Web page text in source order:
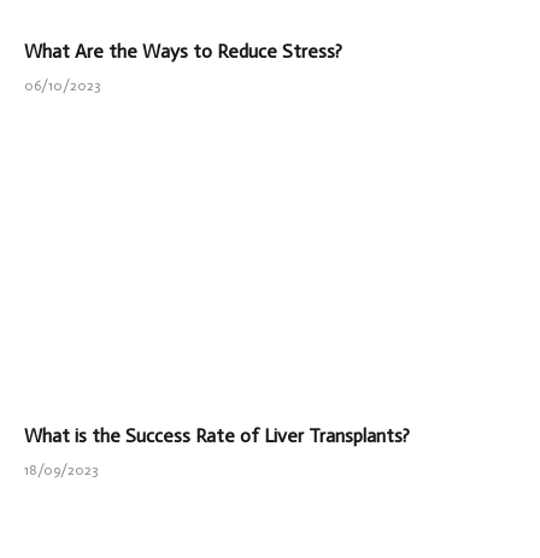
What Are the Ways to Reduce Stress?
06/10/2023
What is the Success Rate of Liver Transplants?
18/09/2023